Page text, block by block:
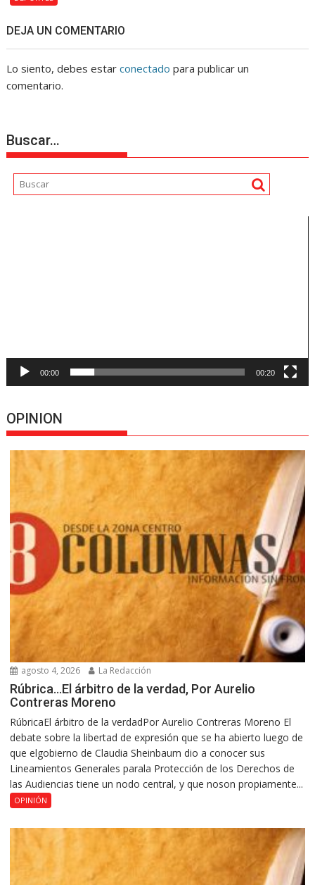
DEJA UN COMENTARIO
Lo siento, debes estarconectado para publicar un
comentario.
Buscar…
00:00 00:20
OPINION
agosto 4, 2026 La Redacción
Rúbrica…El árbitro de la verdad, Por Aurelio
Contreras Moreno
RúbricaEl árbitro de la verdadPor Aurelio Contreras Moreno El
debate sobre la libertad de expresión que se ha abierto luego de
que elgobierno de Claudia Sheinbaum dio a conocer sus
Lineamientos Generales parala Protección de los Derechos de
las Audiencias tiene un nodo central, y que noson propiamente...
OPINIÓN